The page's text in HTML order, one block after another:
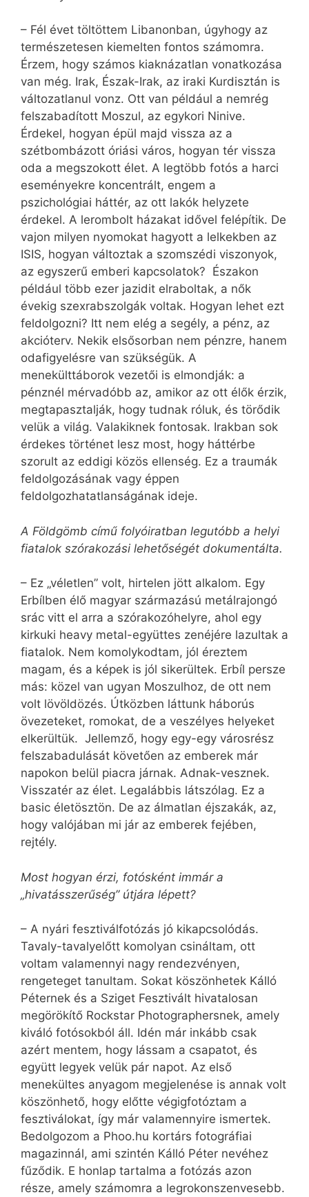
– Fél évet töltöttem Libanonban, úgyhogy az
természetesen kiemelten fontos számomra.
Érzem, hogy számos kiaknázatlan vonatkozása
van még. Irak, Észak-Irak, az iraki Kurdisztán is
változatlanul vonz. Ott van például a nemrég
felszabadított Moszul, az egykori Ninive.
Érdekel, hogyan épül majd vissza az a
szétbombázott óriási város, hogyan tér vissza
oda a megszokott élet. A legtöbb fotós a harci
eseményekre koncentrált, engem a
pszichológiai háttér, az ott lakók helyzete
érdekel. A lerombolt házakat idővel felépítik. De
vajon milyen nyomokat hagyott a lelkekben az
ISIS, hogyan változtak a szomszédi viszonyok,
az egyszerű emberi kapcsolatok? Északon
például több ezer jazidit elraboltak, a nők
évekig szexrabszolgák voltak. Hogyan lehet ezt
feldolgozni? Itt nem elég a segély, a pénz, az
akcióterv. Nekik elsősorban nem pénzre, hanem
odafigyelésre van szükségük. A
menekülttáborok vezetői is elmondják: a
pénznél mérvadóbb az, amikor az ott élők érzik,
megtapasztalják, hogy tudnak róluk, és törődik
velük a világ. Valakiknek fontosak. Irakban sok
érdekes történet lesz most, hogy háttérbe
szorult az eddigi közös ellenség. Ez a traumák
feldolgozásának vagy éppen
feldolgozhatatlanságának ideje.
A Földgömb című folyóiratban legutóbb a helyi
fiatalok szórakozási lehetőségét dokumentálta.
– Ez „véletlen” volt, hirtelen jött alkalom. Egy
Erbílben élő magyar származású metálrajongó
srác vitt el arra a szórakozóhelyre, ahol egy
kirkuki heavy metal-együttes zenéjére lazultak a
fiatalok. Nem komolykodtam, jól éreztem
magam, és a képek is jól sikerültek. Erbíl persze
más: közel van ugyan Moszulhoz, de ott nem
volt lövöldözés. Útközben láttunk háborús
övezeteket, romokat, de a veszélyes helyeket
elkerültük. Jellemző, hogy egy-egy városrész
felszabadulását követően az emberek már
napokon belül piacra járnak. Adnak-vesznek.
Visszatér az élet. Legalábbis látszólag. Ez a
basic életösztön. De az álmatlan éjszakák, az,
hogy valójában mi jár az emberek fejében,
rejtély.
Most hogyan érzi, fotósként immár a
„hivatásszerűség” útjára lépett?
– A nyári fesztiválfotózás jó kikapcsolódás.
Tavaly-tavalyelőtt komolyan csináltam, ott
voltam valamennyi nagy rendezvényen,
rengeteget tanultam. Sokat köszönhetek Kálló
Péternek és a Sziget Fesztivált hivatalosan
megörökítő Rockstar Photographersnek, amely
kiváló fotósokból áll. Idén már inkább csak
azért mentem, hogy lássam a csapatot, és
együtt legyek velük pár napot. Az első
menekültes anyagom megjelenése is annak volt
köszönhető, hogy előtte végigfotóztam a
fesztiválokat, így már valamennyire ismertek.
Bedolgozom a Phoo.hu kortárs fotográfiai
magazinnál, ami szintén Kálló Péter nevéhez
fűződik. E honlap tartalma a fotózás azon
része, amely számomra a legrokonszenvesebb.